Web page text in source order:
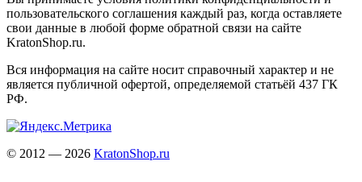
пользовательского соглашения каждый раз, когда оставляете
свои данные в любой форме обратной связи на сайте
KratonShop.ru.
Вся информация на сайте носит справочный характер и не
является публичной офертой, определяемой статьёй 437 ГК
РФ.
© 2012 — 2026 KratonShop.ru